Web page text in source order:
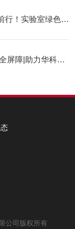
雷盾动态 | 亮相济南，聚力前行！实验室绿色技术盛会圆满收官！
【服务案例】筑牢实验室安全屏障|助力华科材料学院化学品专题安全培训
公司版权所有